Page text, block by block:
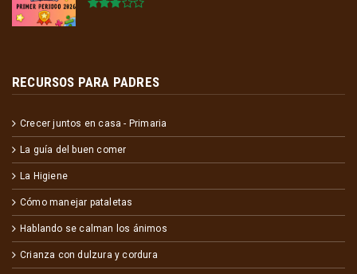
RECURSOS PARA PADRES
Crecer juntos en casa - Primaria
La guía del buen comer
La Higiene
Cómo manejar pataletas
Hablando se calman los ánimos
Crianza con dulzura y cordura